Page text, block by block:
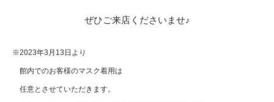
ぜひご来店くださいませ♪
※2023年3月13日より
館内でのお客様のマスク着用は
任意とさせていただきます。